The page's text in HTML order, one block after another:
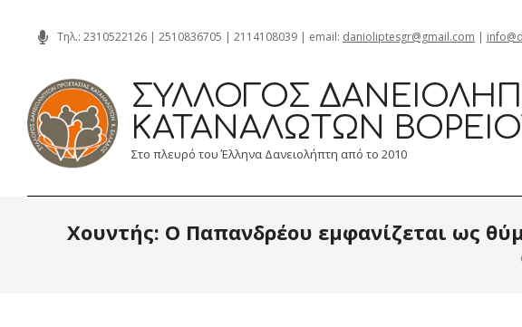
content
Τηλ.: 2310522126 | 2510836705 | 2114108039 | email: danioliptesgr@gmail.com |
ΣΎΛΛΟΓΟΣ
ΚΑΤΑΝΑΛΩΤΏΝ
Στο πλευρό του Έλληνα Δανειολήπτη από το 2010
Χουντής: Ο Παπανδρέου εμφανίζεται ως